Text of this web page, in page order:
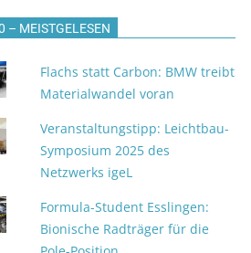
– MEISTGELESEN
Flachs statt Carbon: BMW treibt
Materialwandel voran
Veranstaltungstipp: Leichtbau-
Symposium 2025 des
Netzwerks igeL
Formula-Student Esslingen:
Bionische Radträger für die